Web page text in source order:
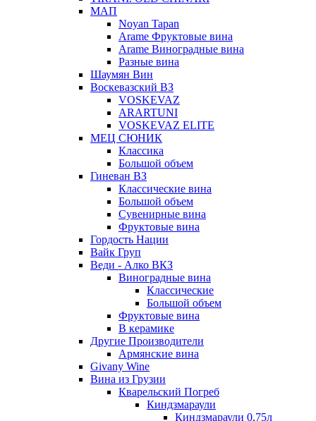
МАП
Noyan Tapan
Arame Фруктовые вина
Arame Виноградные вина
Разные вина
Шаумян Вин
Воскевазский ВЗ
VOSKEVAZ
ARARTUNI
VOSKEVAZ ELITE
МЕЦ СЮНИК
Классика
Большой объем
Гиневан ВЗ
Классические вина
Большой объем
Сувенирные вина
Фруктовые вина
Гордость Нации
Вайк Груп
Веди - Алко ВКЗ
Виноградные вина
Классические
Большой объем
Фруктовые вина
В керамике
Другие Производители
Армянские вина
Givany Wine
Вина из Грузии
Кварельский Погреб
Киндзмараули
Киндзмараули 0,75л